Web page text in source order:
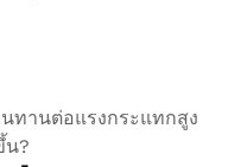
ทานต่อแรงกระแทกสูง
น?